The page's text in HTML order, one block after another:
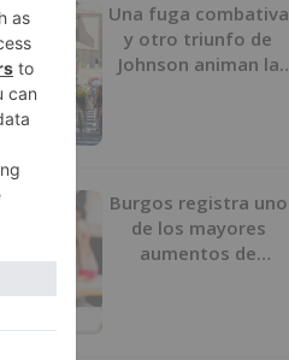
Una fuga combativa
y otro triunfo de
Johnson animan la
Burgos registra uno
de los mayores
aumentos de